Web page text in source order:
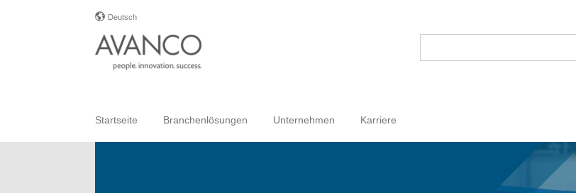
Deutsch
Startseite Branchenlösungen Unternehmen Karriere